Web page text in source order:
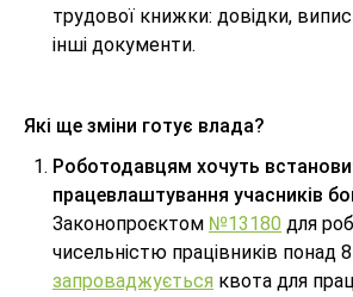
трудової книжки: довідки,
інші документи.
Які ще зміни готує влада?
Роботодавцям хочуть
працевлаштування учасників
Законопроєктом №13180 для
чисельністю працівників понад 8
запроваджується квота для